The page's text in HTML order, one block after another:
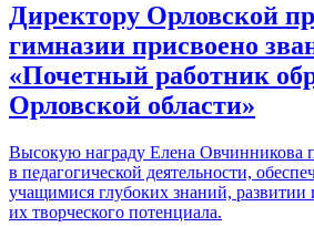
Директору Орловской
гимназии присвоено
«Почетный работник
Орловской области»
Высокую награду Елена Овчинникова
в педагогической деятельности,
учащимися глубоких знаний, развитии
их творческого потенциала.